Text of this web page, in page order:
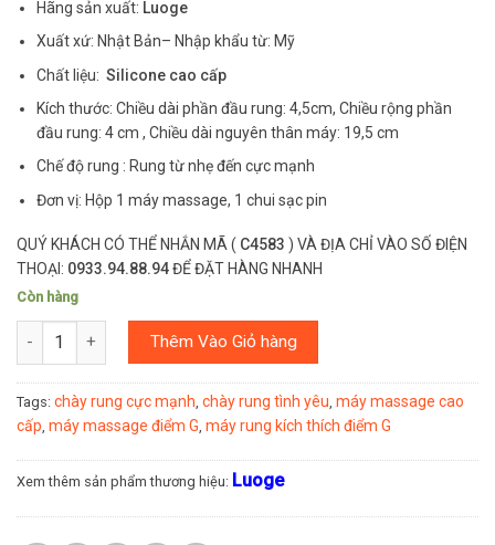
Hãng sản xuất: Luoge
Xuất xứ: Nhật Bản– Nhập khẩu từ: Mỹ
Chất liệu: Silicone cao cấp
Kích thước: Chiều dài phần đầu rung: 4,5cm, Chiều rộng phần
đầu rung: 4 cm , Chiều dài nguyên thân máy: 19,5 cm
Chế độ rung : Rung từ nhẹ đến cực mạnh
Đơn vị: Hộp 1 máy massage, 1 chui sạc pin
QUÝ KHÁCH CÓ THỂ NHẮN MÃ ( C4583 ) VÀ ĐỊA CHỈ VÀO SỐ ĐIỆN
THOẠI: 0933.94.88.94ĐỂ ĐẶT HÀNG NHANH
Còn hàng
Số lượng Thêm Vào Giỏ hàng
Tags: chày rung cực mạnh chày rung tình yêu máy massage cao
cấp máy massage điểm G máy rung kích thích điểm G
Xem thêm sản phẩm thương hiệu: Luoge